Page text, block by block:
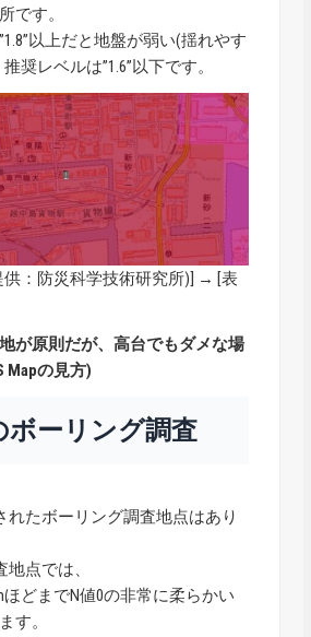
です。
以上だと地盤が弱い(揺れやす
奨レベルは”1.6”以下です。
供：防災科学技術研究所)] → [表
が原則だが、高台でもダメな場
Mapの見方)
ボーリング調査
れたボーリング調査地点はあり
点では、
ほどまでN値0の非常に柔らかい
す。